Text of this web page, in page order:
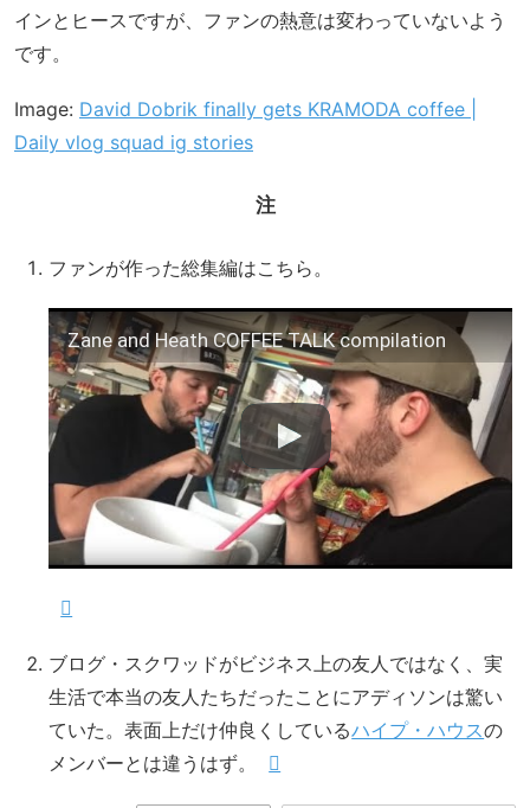
インとヒースですが、ファンの熱意は変わっていないよう
です。
Image: David Dobrik finally gets KRAMODA coffee |
Daily vlog squad ig stories
注
ファンが作った総集編はこちら。
Zane and Heath COFFEE TALK compilation
ブログ・スクワッドがビジネス上の友人ではなく、実
生活で本当の友人たちだったことにアディソンは驚い
ていた。表面上だけ仲良くしているハイプ・ハウスの
メンバーとは違うはず。